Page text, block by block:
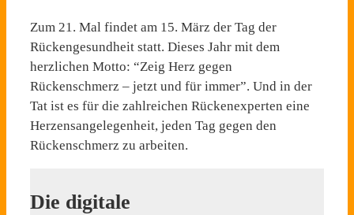
Zum 21. Mal findet am 15. März der Tag der
Rückengesundheit statt. Dieses Jahr mit dem
herzlichen Motto: “Zeig Herz gegen
Rückenschmerz – jetzt und für immer”. Und in der
Tat ist es für die zahlreichen Rückenexperten eine
Herzensangelegenheit, jeden Tag gegen den
Rückenschmerz zu arbeiten.
Die digitale